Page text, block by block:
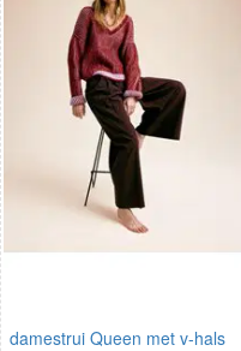
damestrui Queen met v-hals